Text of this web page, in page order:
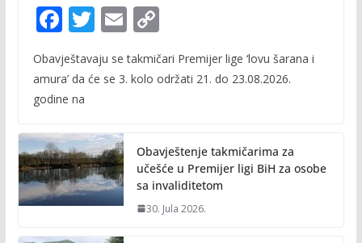
F
ac
e
b
o
k
T
itt
E
m
ai
C
o
p
n
k
Obavještavaju se takmičari Premijer lige ‘lovu šarana i
amura’ da će se 3. kolo održati 21. do 23.08.2026.
godine na
Obavještenje takmičarima za
učešće u Premijer ligi BiH za osobe
sa invaliditetom
30. Jula 2026.